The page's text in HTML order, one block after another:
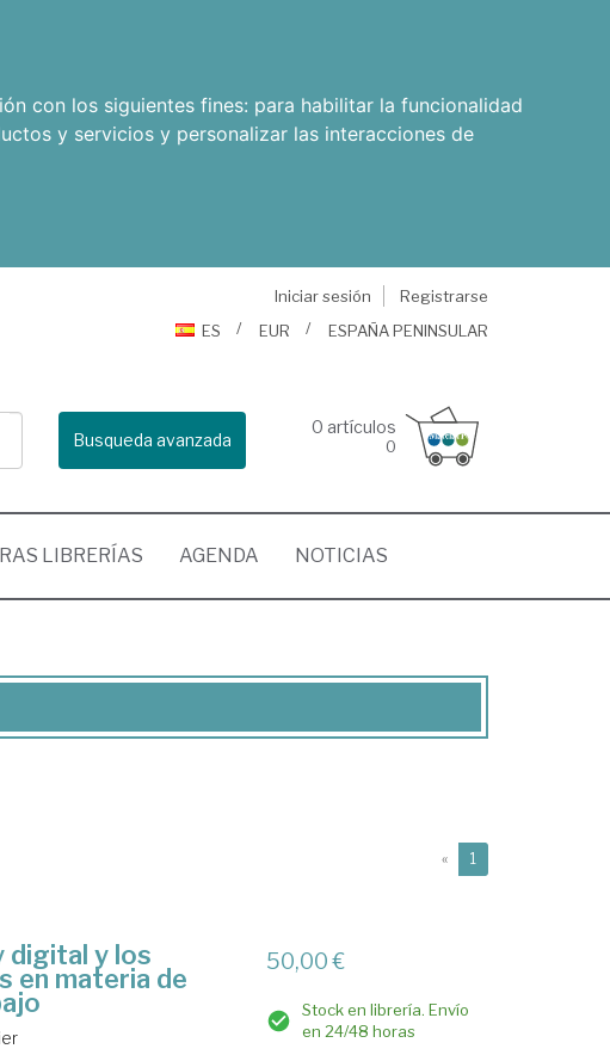
con los siguientes fines: para habilitar la funcionalidad
y servicios y personalizar las interacciones de
Iniciar sesión
Registrarse
ES
EUR ESPAÑA PENINSULAR
Busqueda avanzada
0 artículos
0
LIBRERÍAS AGENDA NOTICIAS
« 1
digital y los
en materia de
50,00 €
Stock en librería. Envío
en 24/48 horas